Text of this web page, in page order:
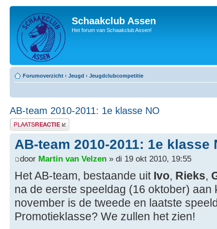
Schaakclub Assen
Het forum van Schaakclub Assen!
Forumoverzicht ‹ Jeugd ‹ Jeugdclubcompetitie
AB-team 2010-2011: 1e klasse NO
Plaats een reactie
AB-team 2010-2011: 1e klasse
door Martin van Velzen » di 19 okt 2010, 19:55
Het AB-team, bestaande uit Ivo, Rieks,
na de eerste speeldag (16 oktober) aan
november is de tweede en laatste
Promotieklasse? We zullen het zien!